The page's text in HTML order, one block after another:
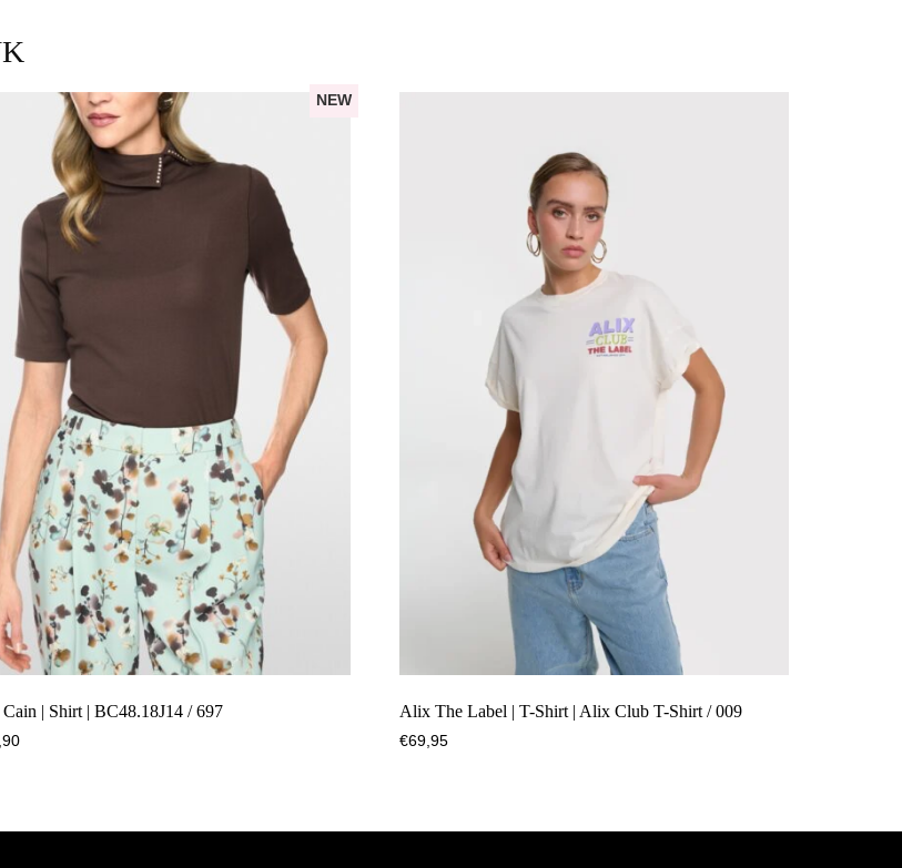
NEW
| Shirt | BC48.18J14 / 697 Alix The Label | T-Shirt | Alix Club T-Shirt / 009
€69,95